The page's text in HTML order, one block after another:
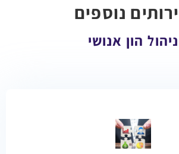
נוספים
ניהול הון אנושי